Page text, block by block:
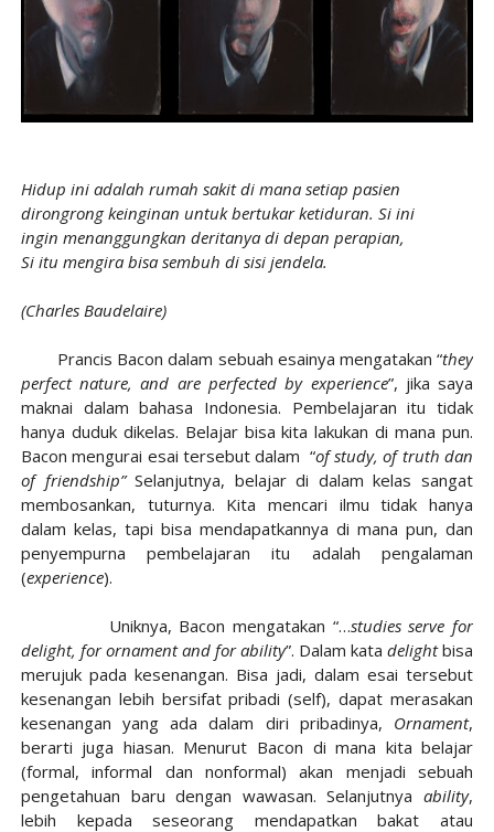
Hidup ini adalah rumah sakit di mana setiap pasien
dirongrong keinginan untuk bertukar ketiduran. Si ini
ingin menanggungkan deritanya di depan perapian,
Si itu mengira bisa sembuh di sisi jendela.
(Charles Baudelaire)
Prancis Bacon dalam sebuah esainya mengatakan “they
perfect nature, and are perfected by experience”, jika saya
maknai dalam bahasa Indonesia. Pembelajaran itu tidak
hanya duduk dikelas. Belajar bisa kita lakukan di mana pun.
Bacon mengurai esai tersebut dalam “of study, of truth dan
of friendship”Selanjutnya, belajar di dalam kelas sangat
membosankan, tuturnya. Kita mencari ilmu tidak hanya
dalam kelas, tapi bisa mendapatkannya di mana pun, dan
penyempurna pembelajaran itu adalah pengalaman
(experience).
Uniknya, Bacon mengatakan “…studies serve for
delight, for ornament and for ability”. Dalam katadelightbisa
merujuk pada kesenangan. Bisa jadi, dalam esai tersebut
kesenangan lebih bersifat pribadi (self), dapat merasakan
kesenangan yang ada dalam diri pribadinya, Ornament,
berarti juga hiasan. Menurut Bacon di mana kita belajar
(formal, informal dan nonformal) akan menjadi sebuah
pengetahuan baru dengan wawasan. Selanjutnyaability,
lebih kepada seseorang mendapatkan bakat atau